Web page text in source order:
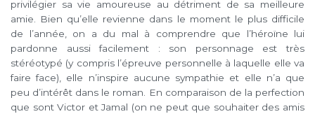
privilégier sa vie amoureuse au détriment de sa meilleure
amie. Bien qu’elle revienne dans le moment le plus difficile
de l’année, on a du mal à comprendre que l’héroïne lui
pardonne aussi facilement : son personnage est très
stéréotypé (y compris l’épreuve personnelle à laquelle elle va
faire face), elle n’inspire aucune sympathie et elle n’a que
peu d’intérêt dans le roman. En comparaison de la perfection
que sont Victor et Jamal (on ne peut que souhaiter des amis